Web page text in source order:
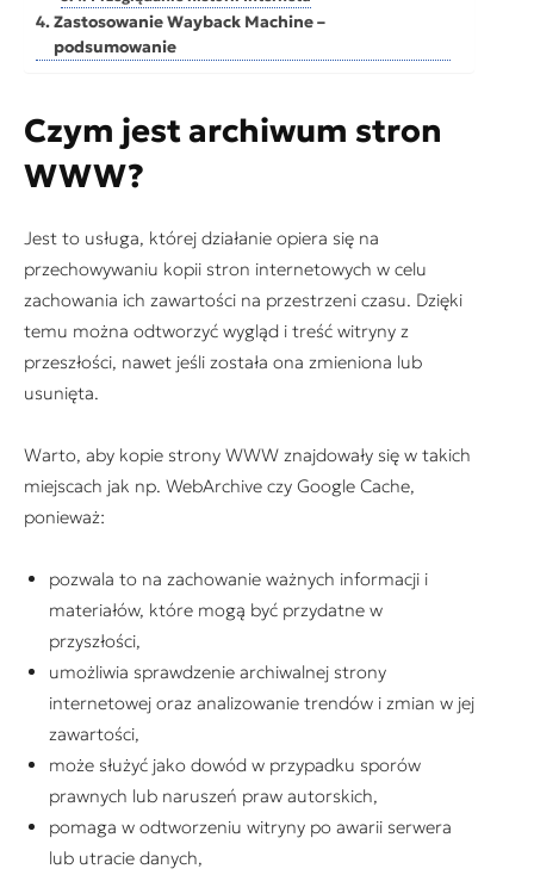
Zastosowanie Wayback Machine –
podsumowanie
Czym jest archiwum stron
WWW?
Jest to usługa, której działanie opiera się na
przechowywaniu kopii stron internetowych w celu
zachowania ich zawartości na przestrzeni czasu. Dzięki
temu można odtworzyć wygląd i treść witryny z
przeszłości, nawet jeśli została ona zmieniona lub
usunięta.
Warto, aby kopie strony WWW znajdowały się w takich
miejscach jak np. WebArchive czy Google Cache,
ponieważ:
pozwala to na zachowanie ważnych informacji i
materiałów, które mogą być przydatne w
przyszłości,
umożliwia sprawdzenie archiwalnej strony
internetowej oraz analizowanie trendów i zmian w jej
zawartości,
może służyć jako dowód w przypadku sporów
prawnych lub naruszeń praw autorskich,
pomaga w odtworzeniu witryny po awarii serwera
lub utracie danych,